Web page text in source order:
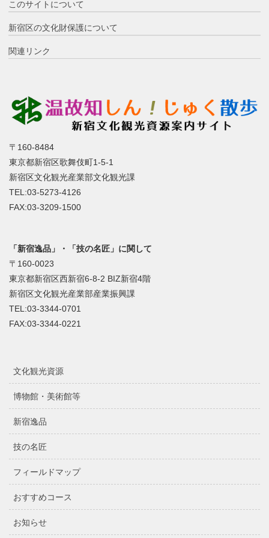
このサイトについて
新宿区の文化財保護について
関連リンク
〒160-8484
東京都新宿区歌舞伎町1-5-1
新宿区文化観光産業部文化観光課
TEL:03-5273-4126
FAX:03-3209-1500
「新宿逸品」・「技の名匠」に関して
〒160-0023
東京都新宿区西新宿6-8-2 BIZ新宿4階
新宿区文化観光産業部産業振興課
TEL:03-3344-0701
FAX:03-3344-0221
文化観光資源
博物館・美術館等
新宿逸品
技の名匠
フィールドマップ
おすすめコース
お知らせ